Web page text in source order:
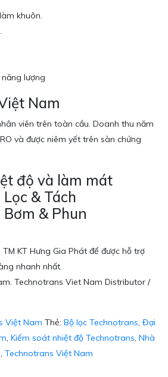
khuôn.
lượng
Nam
viên trên toàn cầu. Doanh thu năm
và được niêm yết trên sàn chứng
độ và làm mát
& Tách
& Phun
KT Hưng Gia Phát để được hỗ trợ
nhanh nhất.
Technotrans Viet Nam Distributor /
Việt Nam Thẻ: Bộ lọc Technotrans, Đại
, Kiểm soát nhiệt độ Technotrans, Nhà
, Technotrans Việt Nam